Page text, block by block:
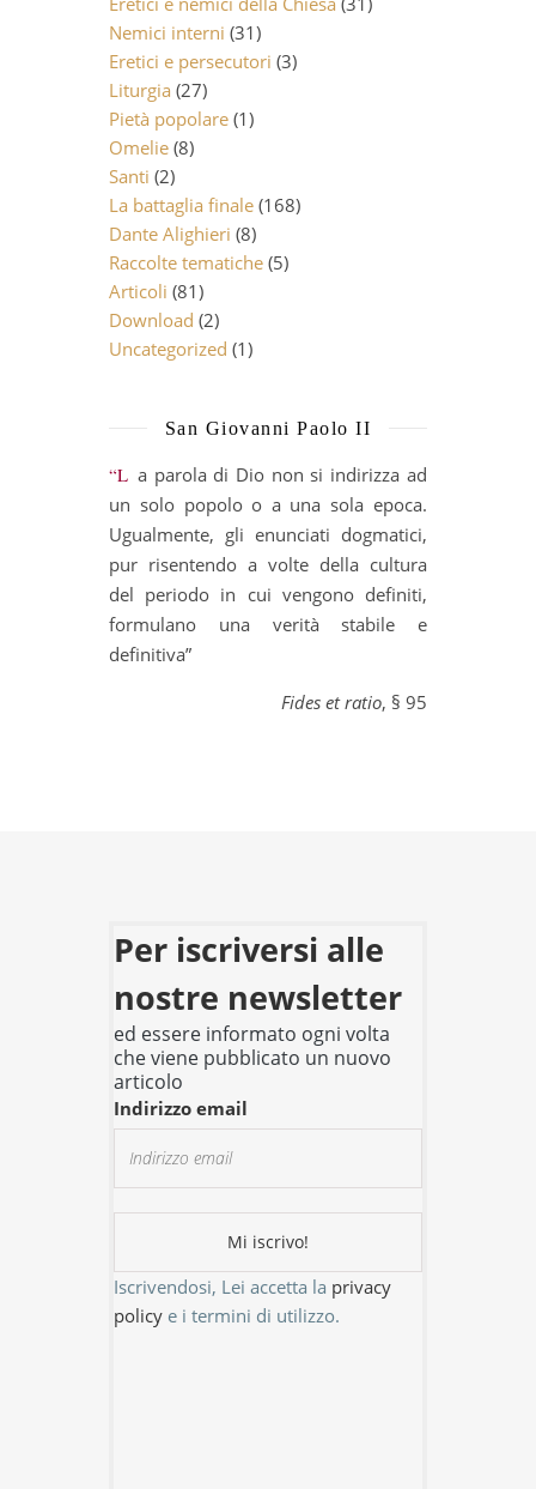
Nemici interni (31)
Eretici e persecutori (3)
Liturgia (27)
Pietà popolare (1)
Omelie (8)
Santi (2)
La battaglia finale (168)
Dante Alighieri (8)
Raccolte tematiche (5)
Articoli (81)
Download (2)
Uncategorized (1)
San Giovanni Paolo II
“La parola di Dio non si indirizza ad
un solo popolo o a una sola epoca.
Ugualmente, gli enunciati dogmatici,
pur risentendo a volte della cultura
del periodo in cui vengono definiti,
formulano una verità stabile e
definitiva”
Fides et ratio, § 95
Per iscriversi alle
nostre newsletter
ed essere informato ogni volta
che viene pubblicato un nuovo
articolo
Indirizzo email
Iscrivendosi, Lei accetta la privacy
policy e i termini di utilizzo.